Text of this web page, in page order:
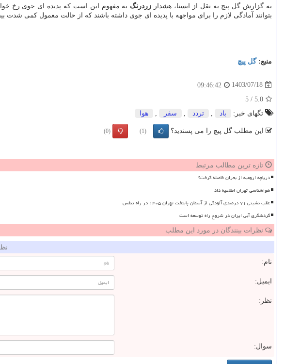
به گزارش گل پیچ به نقل از ایسنا، هشدار زردرنگ به مفهوم این است که پدیده ای جوی رخ
بتوانند آمادگی لازم را برای مواجهه با پدیده ای جوی داشته باشند که از حالت معمول کمی شدت
منبع:گل پیچ
1403/07/18
09:46:42
5.0
/
5
تگهای خبر:
باد تردد سفر هوا
این مطلب گل پیچ را می پسندید؟ (1)
(0)
تازه ترین مطالب مرتبط
دریاچه ارومیه از بحران فاصله گرفت؟
هواشناسی تهران اطلاعیه داد
عقب نشینی ۷۱ درصدی آلودگی از آسمان پایتخت تهران ۱۴۰۵ در راه تنفس
گردشگری آبی ایران در شروع راه توسعه است
نظرات بینندگان در مورد این مطلب
نام:
ایمیل:
نظر:
سوال: